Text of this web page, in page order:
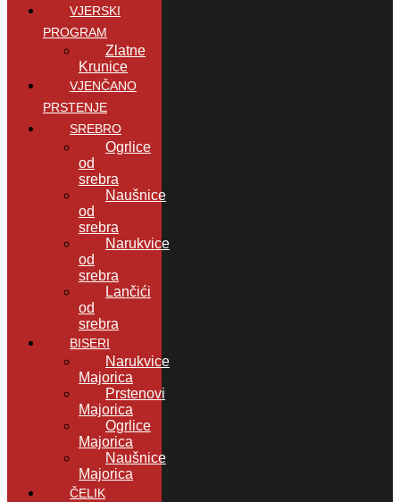
VJERSKI
PROGRAM
Zlatne
Krunice
VJENČANO
PRSTENJE
SREBRO
Ogrlice
od
srebra
Naušnice
od
srebra
Narukvice
od
srebra
Lančići
od
srebra
BISERI
Narukvice
Majorica
Prstenovi
Majorica
Ogrlice
Majorica
Naušnice
Majorica
ČELIK